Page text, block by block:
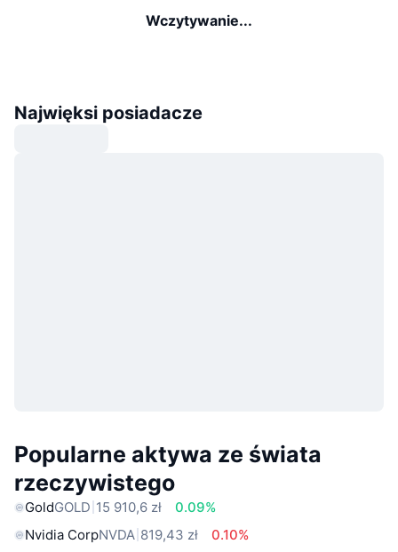
Wczytywanie...
Najwięksi posiadacze
Popularne aktywa ze świata
rzeczywistego
GoldGOLD 15 910,6 zł
0.09%
Nvidia CorpNVDA 819,43 zł
0.10%